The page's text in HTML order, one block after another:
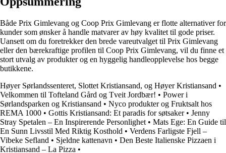
Både Prix Gimlevang og Coop Prix Gimlevang er flotte alternativer for
kunder som ønsker å handle matvarer av høy kvalitet til gode priser.
Uansett om du foretrekker den brede vareutvalget til Prix Gimlevang
eller den bærekraftige profilen til Coop Prix Gimlevang, vil du finne et
stort utvalg av produkter og en hyggelig handleopplevelse hos begge
butikkene.
Høyer Sørlandssenteret, Slottet Kristiansand, og Høyer Kristiansand •
Velkommen til Tofteland Gård og Tveit Jordbær! • Power i
Sørlandsparken og Kristiansand • Nyco produkter og Fruktsalt hos
REMA 1000 • Gottis Kristiansand: Et paradis for søtsaker• Jenny
Stray Spetalen – En Inspirerende Personlighet • Mats Ege: En Guide til
En Sunn Livsstil Med Riktig Kosthold • Verdens Farligste Fjell –
Vibeke Sefland • Sjeldne kattenavn • Den Beste Italienske Pizzaen i
Kristiansand – La Pizza •